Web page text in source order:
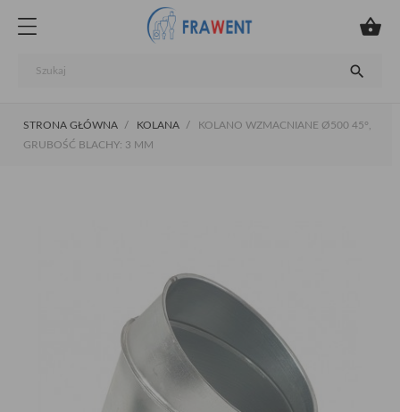


STRONA GŁÓWNA KOLANA
KOLANO WZMACNIANE Ø500 45°,
GRUBOŚĆ BLACHY: 3 MM